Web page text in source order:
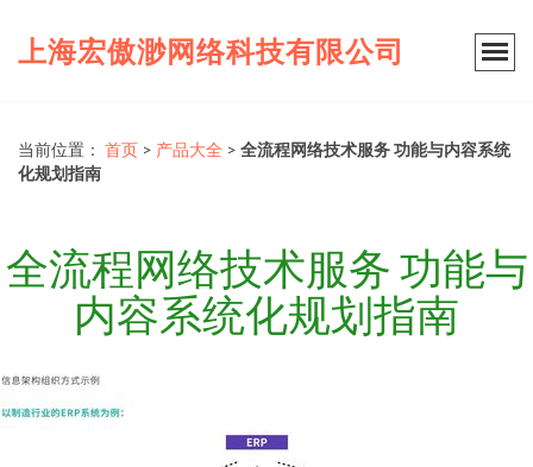
上海宏傲渺网络科技有限公司
当前位置： 首页 > 产品大全 > 全流程网络技术服务 功能与内容系统
化规划指南
全流程网络技术服务 功能与
内容系统化规划指南